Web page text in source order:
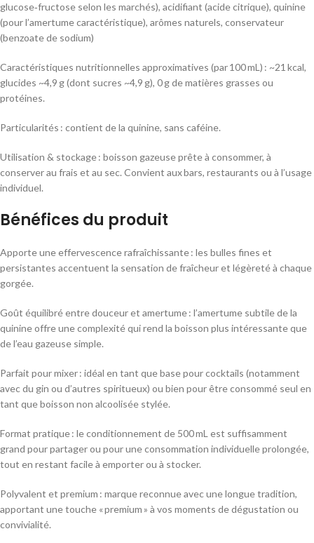
glucose‑fructose selon les marchés), acidifiant (acide citrique), quinine
(pour l’amertume caractéristique), arômes naturels, conservateur
(benzoate de sodium)
Caractéristiques nutritionnelles approximatives (par 100 mL) : ~21 kcal,
glucides ~4,9 g (dont sucres ~4,9 g), 0 g de matières grasses ou
protéines.
Particularités : contient de la quinine, sans caféine.
Utilisation & stockage : boisson gazeuse prête à consommer, à
conserver au frais et au sec. Convient aux bars, restaurants ou à l’usage
individuel.
Bénéfices du produit
Apporte une effervescence rafraîchissante : les bulles fines et
persistantes accentuent la sensation de fraîcheur et légèreté à chaque
gorgée.
Goût équilibré entre douceur et amertume : l’amertume subtile de la
quinine offre une complexité qui rend la boisson plus intéressante que
de l’eau gazeuse simple.
Parfait pour mixer : idéal en tant que base pour cocktails (notamment
avec du gin ou d’autres spiritueux) ou bien pour être consommé seul en
tant que boisson non alcoolisée stylée.
Format pratique : le conditionnement de 500 mL est suffisamment
grand pour partager ou pour une consommation individuelle prolongée,
tout en restant facile à emporter ou à stocker.
Polyvalent et premium : marque reconnue avec une longue tradition,
apportant une touche « premium » à vos moments de dégustation ou
convivialité.